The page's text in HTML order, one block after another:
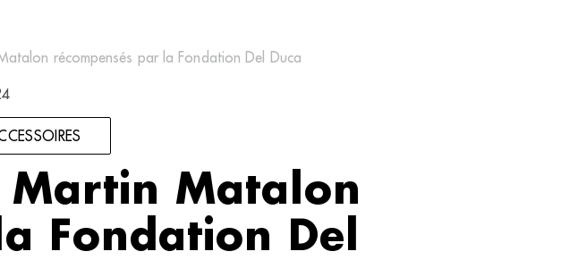
récompensés par la Fondation Del Duca
Martin Matalon
Fondation Del